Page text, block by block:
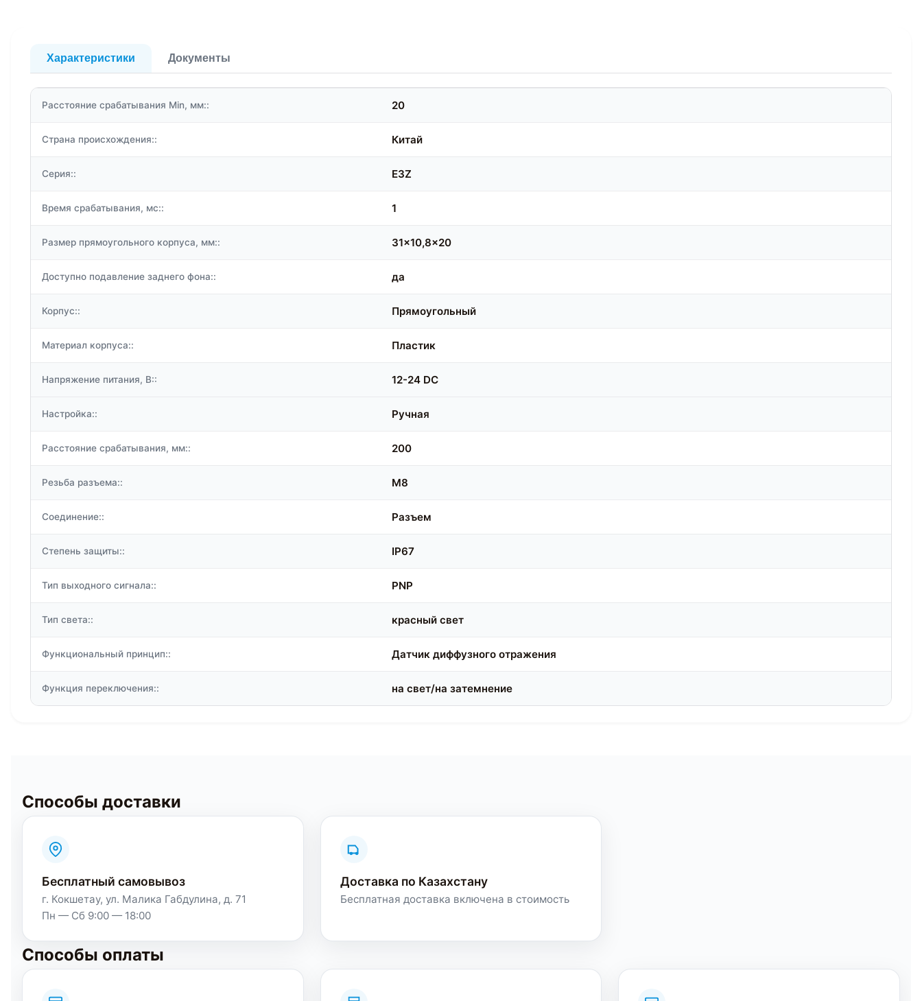
Характеристики Документы
Расстояние срабатывания Min, мм:: 20
Страна происхождения:: Китай
Серия:: E3Z
Время срабатывания, мс:: 1
Размер прямоугольного корпуса, мм:: 31x10,8x20
Доступно подавление заднего фона:: да
Корпус:: Прямоугольный
Материал корпуса:: Пластик
Напряжение питания, В:: 12-24 DC
Настройка:: Ручная
Расстояние срабатывания, мм:: 200
Резьба разъема:: M8
Соединение:: Разъем
Степень защиты:: IP67
Тип выходного сигнала:: PNP
Тип света:: красный свет
Функциональный принцип:: Датчик диффузного отражения
Функция переключения:: на свет/на затемнение
Способы доставки
Бесплатный самовывоз
г. Кокшетау, ул. Малика Габдулина, д. 71
Пн — Сб 9:00 — 18:00
Доставка по Казахстану
Бесплатная доставка включена в стоимость
Способы оплаты